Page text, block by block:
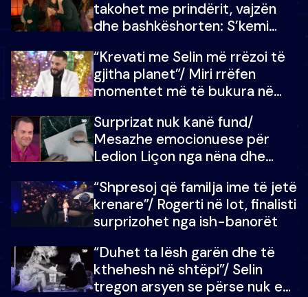
takohet me prindërit, vajzën
dhe bashkëshorten: S’kemi
“Krevati me Selin më rrëzoi të
gjitha planet”/ Miri rrëfen
momentet më të bukura në
mungojë zilja e mëngjesit kur…
Surprizat nuk kanë fund/
Mesazhe emocionuese për
Ledion Liçon nga nëna dhe
mban dot lotët: Nuk meritoj…
“Shpresoj që familja ime të jetë
krenare”/ Rogerti në lot, finalisti
surprizohet nga ish-banorët
“Duhet ta lësh garën dhe të
kthehesh në shtëpi”/ Selin
tregon arsyen se përse nuk e